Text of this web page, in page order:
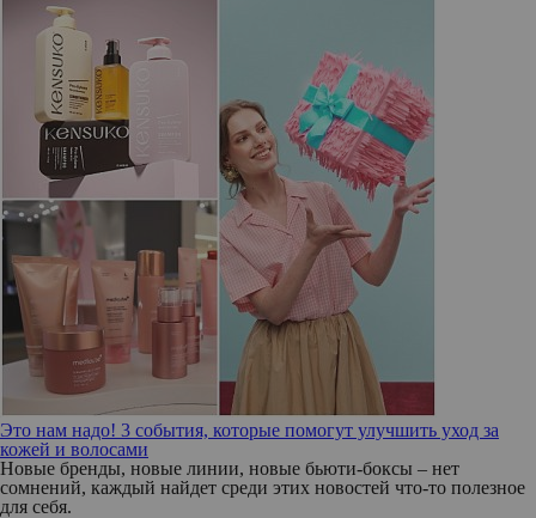
Это нам надо! 3 события, которые помогут улучшить уход за
кожей и волосами
Новые бренды, новые линии, новые бьюти-боксы – нет
сомнений, каждый найдет среди этих новостей что-то полезное
для себя.